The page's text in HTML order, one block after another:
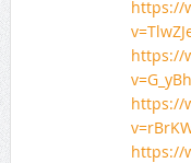
https://
https://
https://
https://